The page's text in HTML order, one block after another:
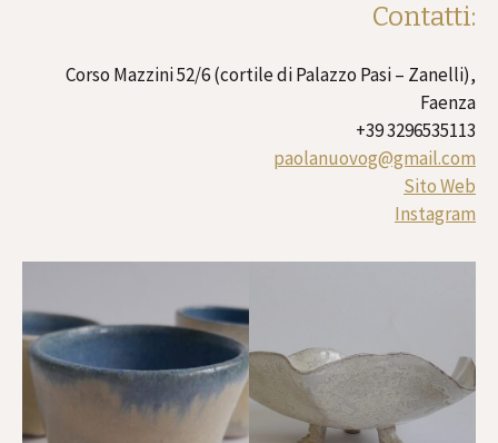
Contatti:
Corso Mazzini 52/6 (cortile di Palazzo Pasi – Zanelli),
Faenza
+39 3296535113
paolanuovog@gmail.com
Sito Web
Instagram